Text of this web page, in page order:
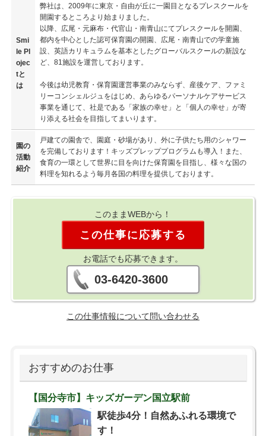
Smi
le Pl
ojec
tと
は
弊社は、2009年に東京・自由が丘に一園目となるプレスクールを
開園するところより始まりました。
以降、広尾・元麻布・代官山・南青山にてプレスクールを開園、
都内を中心とした認可保育園の開園、広尾・南青山での学童施
設、英語カリキュラムを基本としたグローバルスクールの新設な
ど、81施設を運営しております。
今後は幼児教育・保育園運営事業のみならず、産後ケア、ファミ
リーコンシェルジュをはじめ、あらゆるパーソナルケアサービス
事業を通じて、社是である「家族の幸せ」と「個人の幸せ」が寄
り添える社会を目指してまいります。
園の
活動
紹介
戸建ての園舎で、園庭・砂場があり、外に子供たち用のシャワー
を完備しております！キッズプレッププログラムも導入！また、
食育の一環として世界に目を向けた保育園を目指し、様々な国の
料理を知れるよう毎月各国の料理を提供しております。
このままWEBから！
この仕事に応募する
お電話でも応募できます。
03-6420-3600
この仕事情報について問い合わせる
おすすめのお仕事
【国分寺市】キッズガーデン国立駅前
駅徒歩4分！自然あふれる環境で
す！